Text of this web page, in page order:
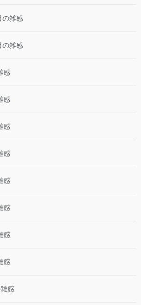
の雑感
の雑感
感
感
感
感
感
感
感
感
感